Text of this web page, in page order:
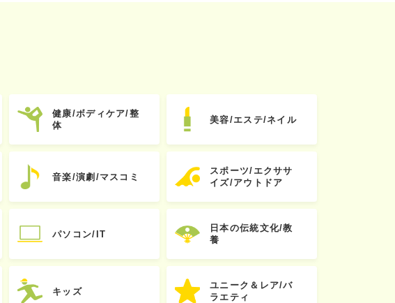
健康/ボディケア/整
体
美容/エステ/ネイル
音楽/演劇/マスコミ
スポーツ/エクササ
イズ/アウトドア
パソコン/IT
日本の伝統文化/教
養
キッズ
ユニーク＆レア/バ
ラエティ